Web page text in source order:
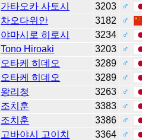
가타오카 사토시 3203
♂
차오다위안 3182
♂
야마시로 히로시 3234
♂
Tono Hiroaki 3203
♂
오타케 히데오 3289
♂
오타케 히데오 3289
♂
왕리청 3263
♂
조치훈 3383
♂
조치훈 3386
♂
고바야시 고이치 3364
♂